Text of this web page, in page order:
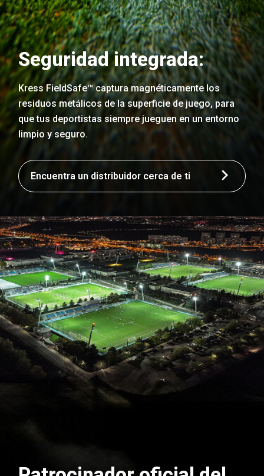
Seguridad integrada:
Kress FieldSafe™ captura magnéticamente los
residuos metálicos de la superficie de juego, para
que tus deportistas siempre jueguen en un entorno
limpio y seguro.
Encuentra un distribuidor cerca de ti